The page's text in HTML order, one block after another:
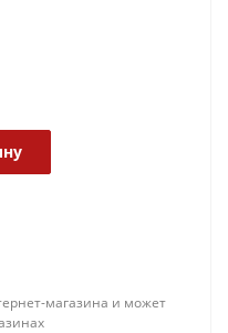
магазина и может